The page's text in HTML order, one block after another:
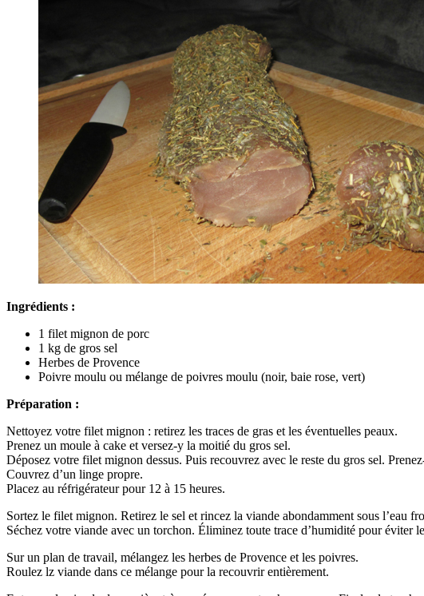
Ingrédients :
1 filet mignon de porc
1 kg de gros sel
Herbes de Provence
Poivre moulu ou mélange de poivres moulu (noir, baie rose, vert)
Préparation :
Nettoyez votre filet mignon : retirez les traces de gras et les éventuelles peaux.
Prenez un moule à cake et versez-y la moitié du gros sel.
Déposez votre filet mignon dessus. Puis recouvrez avec le reste du gros sel.
Couvrez d’un linge propre.
Placez au réfrigérateur pour 12 à 15 heures.
Sortez le filet mignon. Retirez le sel et rincez la viande abondamment sous l’eau
Séchez votre viande avec un torchon. Éliminez toute trace d’humidité pour éviter
Sur un plan de travail, mélangez les herbes de Provence et les poivres.
Roulez lz viande dans ce mélange pour la recouvrir entièrement.